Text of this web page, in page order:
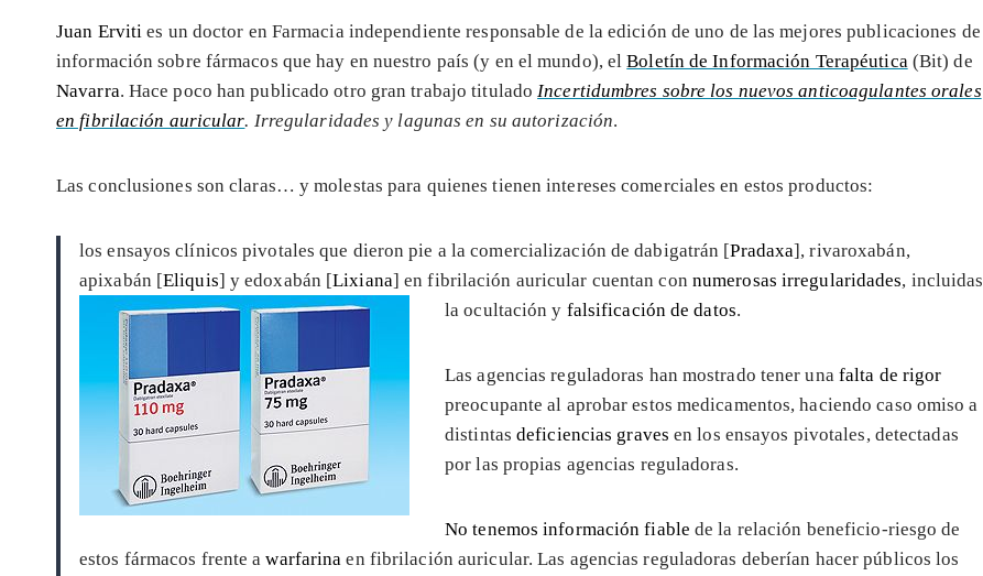
Juan Erviti es un doctor en Farmacia independiente responsable de la edición de uno de las mejores publicaciones de
información sobre fármacos que hay en nuestro país (y en el mundo), elBoletín de Información Terapéutica(Bit) de
Navarra. Hace poco han publicado otro gran trabajo tituladoIncertidumbres sobre los nuevos anticoagulantes orales
en fibrilación auricular. Irregularidades y lagunas en su autorización.
Las conclusiones son claras… y molestas para quienes tienen intereses comerciales en estos productos:
los ensayos clínicos pivotales que dieron pie a la comercialización de dabigatrán [Pradaxa], rivaroxabán,
apixabán [Eliquis] y edoxabán [Lixiana] en fibrilación auricular cuentan con numerosas irregularidades, incluidas
la ocultación y falsificación de datos.
Las agencias reguladoras han mostrado tener una falta de rigor
preocupante al aprobar estos medicamentos, haciendo caso omiso a
distintasdeficiencias graves en los ensayos pivotales, detectadas
por las propias agencias reguladoras.
No tenemos información fiable de la relación beneficio-riesgo de
estos fármacos frente awarfarina en fibrilación auricular. Las agencias reguladoras deberían hacer públicos los